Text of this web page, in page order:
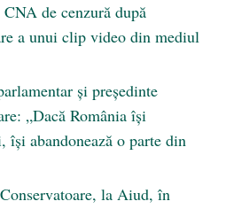
de cenzură după
a unui clip video din mediul
și președinte
„Dacă România își
își abandonează o parte din
la Aiud, în